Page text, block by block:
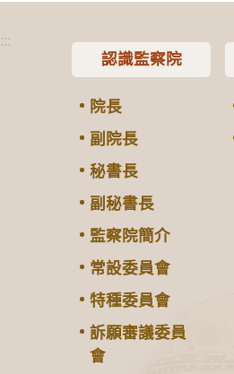
:::
認識監察院
院長
副院長
秘書長
副秘書長
監察院簡介
常設委員會
特種委員會
訴願審議委員
會